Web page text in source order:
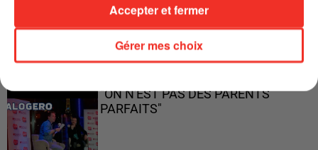
"ON N'EST PAS DES PARENTS
PARFAITS"
Gérer mes choix
Accepter et fermer